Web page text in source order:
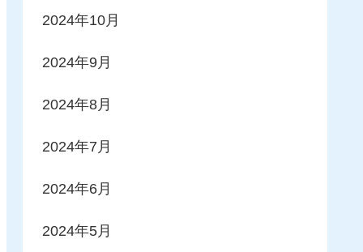
2024年10月
2024年9月
2024年8月
2024年7月
2024年6月
2024年5月